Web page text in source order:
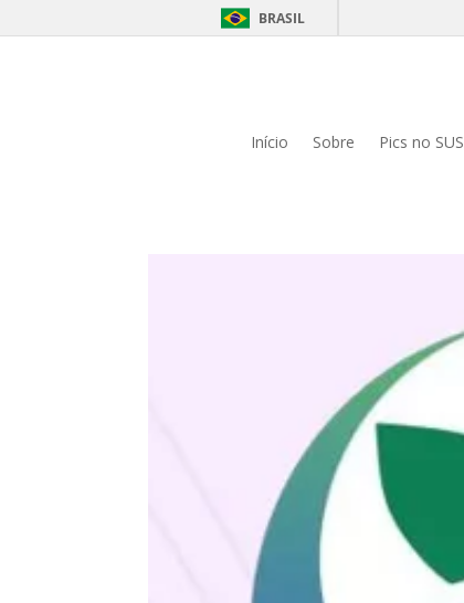
BRASIL
Início Sobre Pics no SUS